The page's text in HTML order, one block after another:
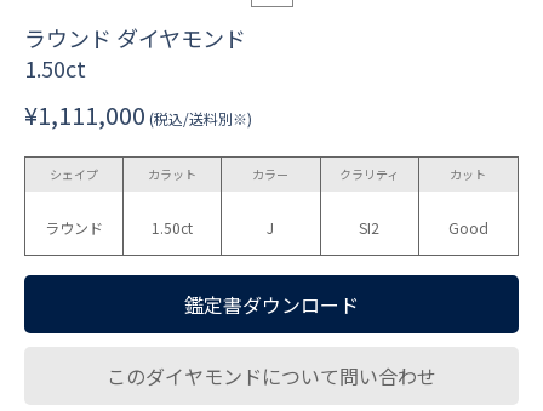
ラウンド ダイヤモンド
1.50ct
¥1,111,000 (税込/送料別※)
シェイプ
ラウンド
カラット
1.50ct
カラー
J
クラリティ
SI2
カット
Good
鑑定書ダウンロード
このダイヤモンドについて問い合わせ